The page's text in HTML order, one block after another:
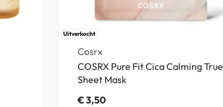
Uitverkocht
Cosrx
COSRX Pure Fit Cica Calming True
Sheet Mask
€3,50